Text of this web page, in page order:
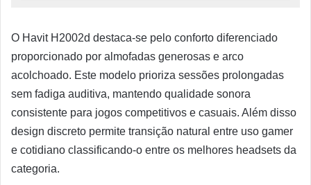
O Havit H2002d destaca-se pelo conforto diferenciado
proporcionado por almofadas generosas e arco
acolchoado. Este modelo prioriza sessões prolongadas
sem fadiga auditiva, mantendo qualidade sonora
consistente para jogos competitivos e casuais. Além disso
design discreto permite transição natural entre uso gamer
e cotidiano classificando-o entre os melhores headsets da
categoria.